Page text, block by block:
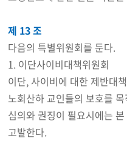
제 13 조
다음의 특별위원회를 둔다.
1. 이단사이비대책위원회
이단, 사이비에 대한 제반대
노회산하 교인들의 보호를
심의와 권징이 필요시에는
고발한다.